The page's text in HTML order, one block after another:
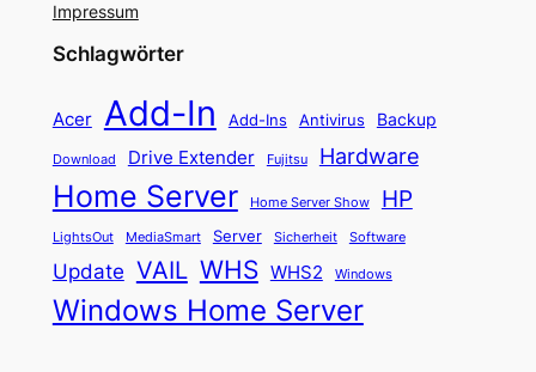
Impressum
Schlagwörter
Acer Add-In Add-Ins Antivirus Backup
Download Drive Extender Fujitsu Hardware
Home Server Home Server Show HP
LightsOut MediaSmart Server Sicherheit Software
Update VAIL WHS WHS2 Windows
Windows Home Server